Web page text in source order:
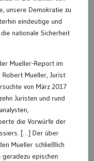
unsere Demokratie zu
eindeutige und
nationale Sicherheit
Mueller-Report im
Mueller, Jurist
von März 2017
Juristen und rund
die Vorwürfe der
[…] Der über
Mueller schließlich
epischen